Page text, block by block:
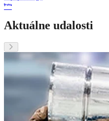
Aktuálne udalosti